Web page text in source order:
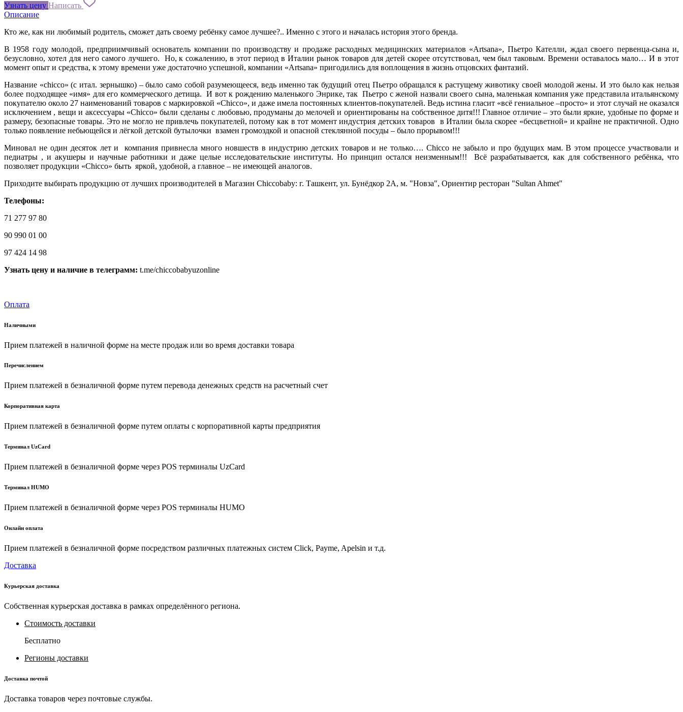
Узнать цену Написать
Описание
Кто же, как ни любимый родитель, сможет дать своему ребёнку самое лучшее?.. Именно с этого и началась история этого бренда.
В 1958 году молодой, предприимчивый основатель компании по производству и продаже расходных медицинских материалов «Artsana», Пьетро Кателли, ждал своего первенца-сына и,
безусловно, хотел для него самого лучшего. Но, к сожалению, в этот период в Италии рынок товаров для детей скорее отсутствовал, чем был таковым. Времени оставалось мало… И в этот
момент опыт и средства, к этому времени уже достаточно успешной, компании «Artsana» пригодились для воплощения в жизнь отцовских фантазий.
Название «chicco» (с итал. зернышко) – было само собой разумеющееся, ведь именно так будущий отец Пьетро обращался к растущему животику своей молодой жены. И это было как нельзя
более подходящее «имя» для его коммерческого детища. И вот к рождению маленького Энрике, так Пьетро с женой назвали своего сына, маленькая компания уже представила итальянскому
покупателю около 27 наименований товаров с маркировкой «Chicco», и даже имела постоянных клиентов-покупателей. Ведь истина гласит «всё гениальное –просто» и этот случай не оказался
исключением , вещи и аксессуары «Chicco» были сделаны с любовью, продуманы до мелочей и ориентированы на собственное дитя!!! Главное отличие – это были яркие, удобные по форме и
размеру, безопасные товары. Это не могло не привлечь покупателей, потому как в тот момент индустрия детских товаров в Италии была скорее «бесцветной» и крайне не практичной. Одно
только появление небьющейся и лёгкой детской бутылочки взамен громоздкой и опасной стеклянной посуды – было прорывом!!!
Миновал не один десяток лет и компания привнесла много новшеств в индустрию детских товаров и не только…. Chicco не забыло и про будущих мам. В этом процессе участвовали и
педиатры , и акушеры и научные работники и даже целые исследовательские институты. Но принцип остался неизменным!!! Всё разрабатывается, как для собственного ребёнка, что
позволяет продукции «Chicco» быть яркой, удобной, а главное – не имеющей аналогов.
Приходите выбирать продукцию от лучших производителей в Магазин Chiccobaby: г. Ташкент, ул. Бунёдкор 2А, м. "Новза", Ориентир ресторан "Sultan Ahmet"
Телефоны:
71 277 97 80
90 990 01 00
97 424 14 98
Узнать цену и наличие в телеграмм: t.me/chiccobabyuzonline
Оплата
Наличными
Прием платежей в наличной форме на месте продаж или во время доставки товара
Перечислением
Прием платежей в безналичной форме путем перевода денежных средств на расчетный счет
Корпоративная карта
Прием платежей в безналичной форме путем оплаты с корпоративной карты предприятия
Терминал UzCard
Прием платежей в безналичной форме через POS терминалы UzCard
Терминал HUMO
Прием платежей в безналичной форме через POS терминалы HUMO
Онлайн оплата
Прием платежей в безналичной форме посредством различных платежных систем Click, Payme, Apelsin и т.д.
Доставка
Курьерская доставка
Собственная курьерская доставка в рамках определённого региона.
Стоимость доставки
Бесплатно
Регионы доставки
Доставка почтой
Доставка товаров через почтовые службы.